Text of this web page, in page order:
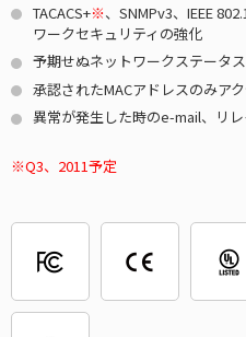
TACACS+※、SNMPv3、IEEE
ワークセキュリティの強化
予期せぬネットワークステータ
承認されたMACアドレスのみア
異常が発生した時のe-mail、リ
Q3、2011予定